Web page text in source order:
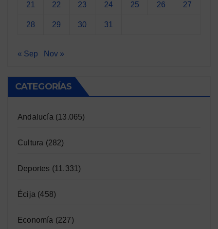
21 22 23 24 25 26 27
28 29 30 31
« Sep Nov »
CATEGORÍAS
Andalucía(13.065)
Cultura (282)
Deportes (11.331)
Écija (458)
Economía (227)